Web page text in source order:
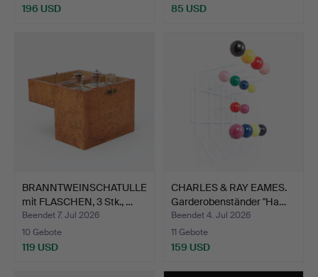
196 USD 85 USD
BRANNTWEINSCHATULLE
mit FLASCHEN, 3 Stk., …
Beendet 7. Jul 2026
10 Gebote
119 USD
CHARLES & RAY EAMES.
Garderobenständer "Ha…
Beendet 4. Jul 2026
11 Gebote
159 USD